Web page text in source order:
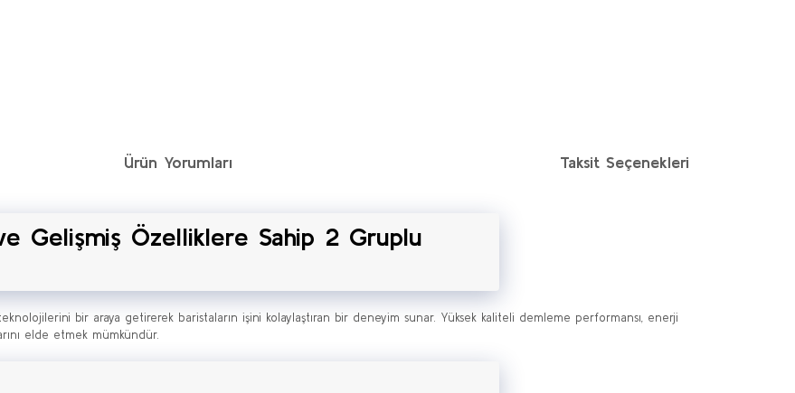
Ürün Yorumları Taksit Seçenekleri
Gelişmiş Özelliklere Sahip 2 Gruplu
bir araya getirerek baristaların işini kolaylaştıran bir deneyim sunar. Yüksek kaliteli demleme performansı, enerji
elde etmek mümkündür.